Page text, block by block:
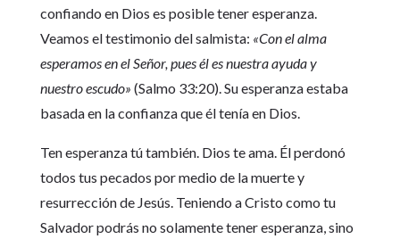
confiando en Dios es posible tener esperanza.
Veamos el testimonio del salmista: «Con el alma
esperamos en el Señor, pues él es nuestra ayuda y
nuestro escudo» (Salmo 33:20). Su esperanza estaba
basada en la confianza que él tenía en Dios.
Ten esperanza tú también. Dios te ama. Él perdonó
todos tus pecados por medio de la muerte y
resurrección de Jesús. Teniendo a Cristo como tu
Salvador podrás no solamente tener esperanza, sino